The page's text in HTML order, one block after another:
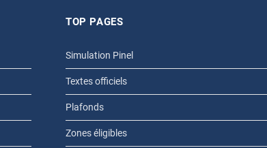
TOP PAGES
Simulation Pinel
Textes officiels
Plafonds
Zones éligibles